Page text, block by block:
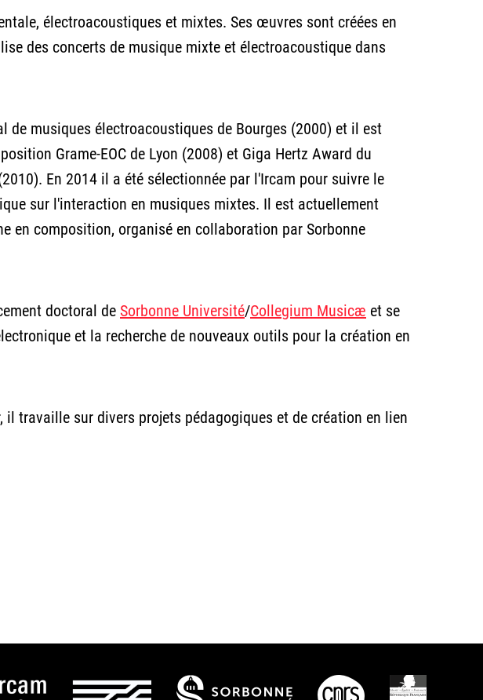
électroacoustiques et mixtes. Ses œuvres sont créées en
des concerts de musique mixte et électroacoustique dans
de musiques électroacoustiques de Bourges (2000) et il est
Grame-EOC de Lyon (2008) et Giga Hertz Award du
En 2014 il a été sélectionnée par l'Ircam pour suivre le
sur l'interaction en musiques mixtes. Il est actuellement
en composition, organisé en collaboration par Sorbonne
doctoral de Sorbonne Université/Collegium Musicæ et se
et la recherche de nouveaux outils pour la création en
travaille sur divers projets pédagogiques et de création en lien